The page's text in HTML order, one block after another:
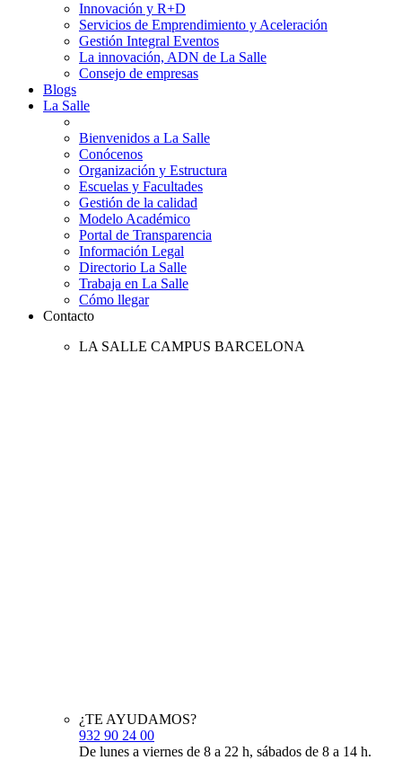
Innovación y R+D
Servicios de Emprendimiento y Aceleración
Gestión Integral Eventos
La innovación, ADN de La Salle
Consejo de empresas
Blogs
La Salle
Bienvenidos a La Salle
Conócenos
Organización y Estructura
Escuelas y Facultades
Gestión de la calidad
Modelo Académico
Portal de Transparencia
Información Legal
Directorio La Salle
Trabaja en La Salle
Cómo llegar
Contacto
LA SALLE CAMPUS BARCELONA
¿TE AYUDAMOS?
932 90 24 00
De lunes a viernes de 8 a 22 h, sábados de 8 a 14 h.